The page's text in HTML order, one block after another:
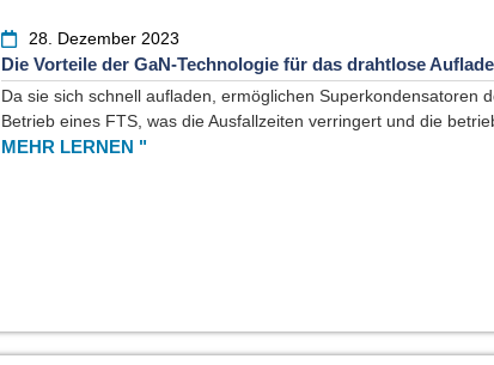
28. Dezember 2023
Die Vorteile der GaN-Technologie für das drahtlose
Da sie sich schnell aufladen, ermöglichen Superkondensatoren
Betrieb eines FTS, was die Ausfallzeiten verringert und die
MEHR LERNEN "